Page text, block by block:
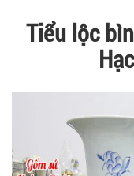
Tiểu lộc